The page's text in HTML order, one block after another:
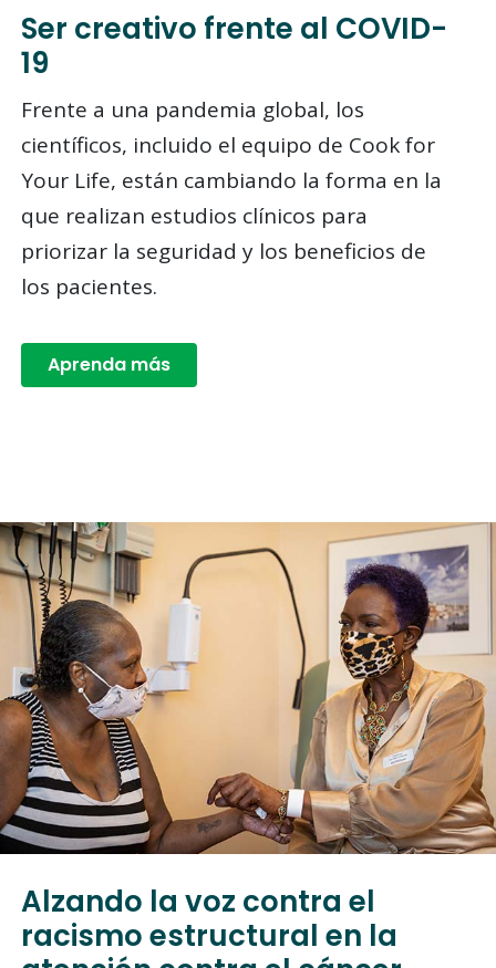
Ser creativo frente al COVID-
19
Frente a una pandemia global, los
científicos, incluido el equipo de Cook for
Your Life, están cambiando la forma en la
que realizan estudios clínicos para
priorizar la seguridad y los beneficios de
los pacientes.
Aprenda más
Alzando la voz contra el
racismo estructural en la